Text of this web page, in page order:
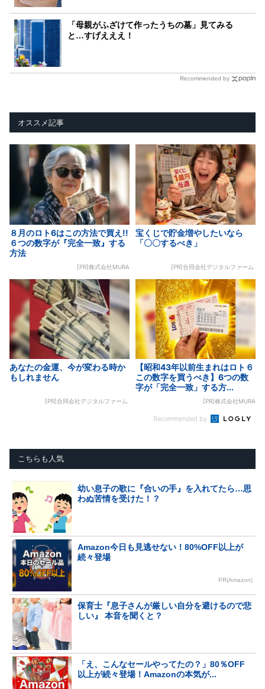
「母親がふざけて作ったうちの墓」見てみる
と…すげえええ！
Recommended by
オススメ記事
８月のロト6はこの方法で買え!!
６つの数字が『完全一致』する
方法
[PR]株式会社MURA
宝くじで貯金増やしたいなら
「〇〇するべき」
[PR]合同会社デジタルファーム
あなたの金運、今が変わる時か
もしれません
[PR]合同会社デジタルファーム
【昭和43年以前生まれはロト６
この数字を買うべき】6つの数
字が「完全一致」する方...
[PR]株式会社MURA
Recommended by
こちらも人気
幼い息子の歌に『合いの手』を入れてたら…思
わぬ苦情を受けた！？
Amazon今日も見逃せない！80%OFF以上が
続々登場
PR(Amazon)
保育士『息子さんが厳しい自分を避けるので悲
しい』 本音を聞くと？
「え、こんなセールやってたの？」80％OFF
以上が続々登場！Amazonの本気が...